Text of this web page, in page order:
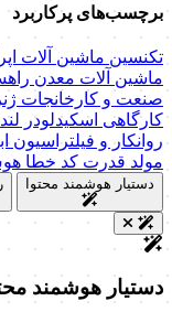
برچسب‌های پرکاربرد
تکنسین ماشین آلات
ماشین آلات معدن
صنعت و کارخانجات
کارگاهی اسکیدلودر
روانکار و فیلتراسیون
مولد قدرت کد خطا
دستیار هوشمند محتوا
دستیار هوشمند